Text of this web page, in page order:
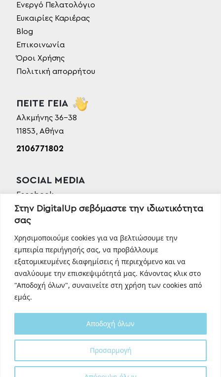
Στην DigitalUp σεβόμαστε την ιδιωτικότητα
σας
Χρησιμοποιούμε cookies για να βελτιώσουμε την
εμπειρία περιήγησής σας, να προβάλλουμε
εξατομικευμένες διαφημίσεις ή περιεχόμενο και να
αναλύουμε την επισκεψιμότητά μας. Κάνοντας κλικ στο
"Αποδοχή όλων", συναινείτε στη χρήση των cookies από
εμάς.
Προσαρμογή
Αποδοχή όλων
Ενεργό Πελατολόγιο
Ευκαιρίες Καριέρας
Blog
Επικοινωνία
Όροι Χρήσης
Πολιτική απορρήτου
ΠΕΙΤΕ ΓΕΙΑ
Αλκμήνης 36-38
11853, Αθήνα
2106771802
SOCIAL MEDIA
Facebook
Instagram
Linkedin
TikTok
Behance
Youtube
Designed and developed with
by